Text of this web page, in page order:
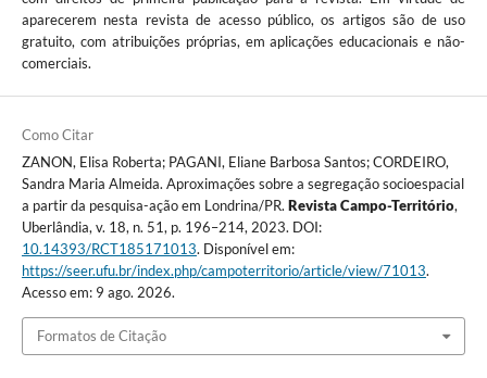
aparecerem nesta revista de acesso público, os artigos são de uso
gratuito, com atribuições próprias, em aplicações educacionais e não-
comerciais.
Como Citar
ZANON, Elisa Roberta; PAGANI, Eliane Barbosa Santos; CORDEIRO,
Sandra Maria Almeida. Aproximações sobre a segregação socioespacial
a partir da pesquisa-ação em Londrina/PR. Revista Campo-Território,
Uberlândia, v. 18, n. 51, p. 196–214, 2023. DOI:
10.14393/RCT185171013. Disponível em:
https://seer.ufu.br/index.php/campoterritorio/article/view/71013.
Acesso em: 9 ago. 2026.
Formatos de Citação